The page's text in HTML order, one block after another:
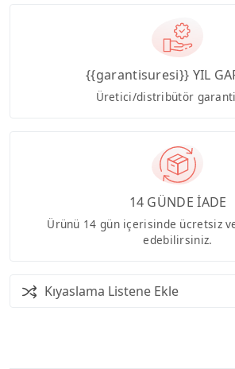
{{garantisuresi}} YIL
Üretici/distribütör
14 GÜNDE İADE
Ürünü 14 gün içerisinde ücretsiz
edebilirsiniz.
Kıyaslama Listene Ekle